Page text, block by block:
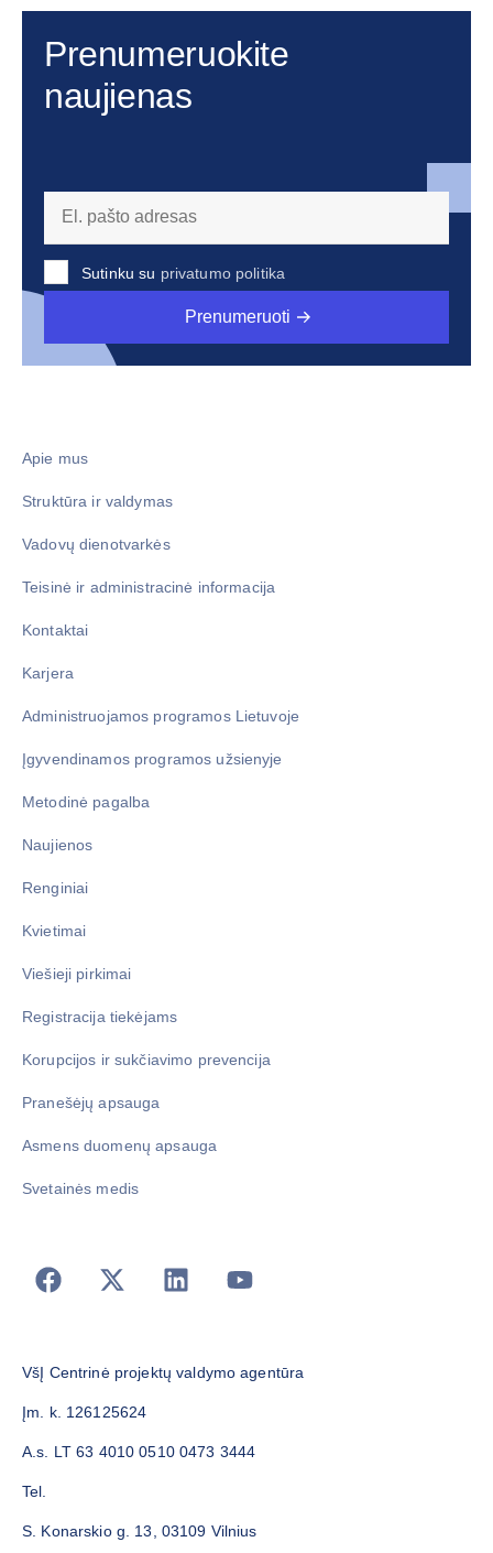
Prenumeruokite
naujienas
Sutinku su privatumo politika
Prenumeruoti
Apie mus
Struktūra ir valdymas
Vadovų dienotvarkės
Teisinė ir administracinė informacija
Kontaktai
Karjera
Administruojamos programos Lietuvoje
Įgyvendinamos programos užsienyje
Metodinė pagalba
Naujienos
Renginiai
Kvietimai
Viešieji pirkimai
Registracija tiekėjams
Korupcijos ir sukčiavimo prevencija
Pranešėjų apsauga
Asmens duomenų apsauga
Svetainės medis
VšĮ Centrinė projektų valdymo agentūra
Įm. k. 126125624
A.s. LT 63 4010 0510 0473 3444
Tel.
S. Konarskio g. 13, 03109 Vilnius